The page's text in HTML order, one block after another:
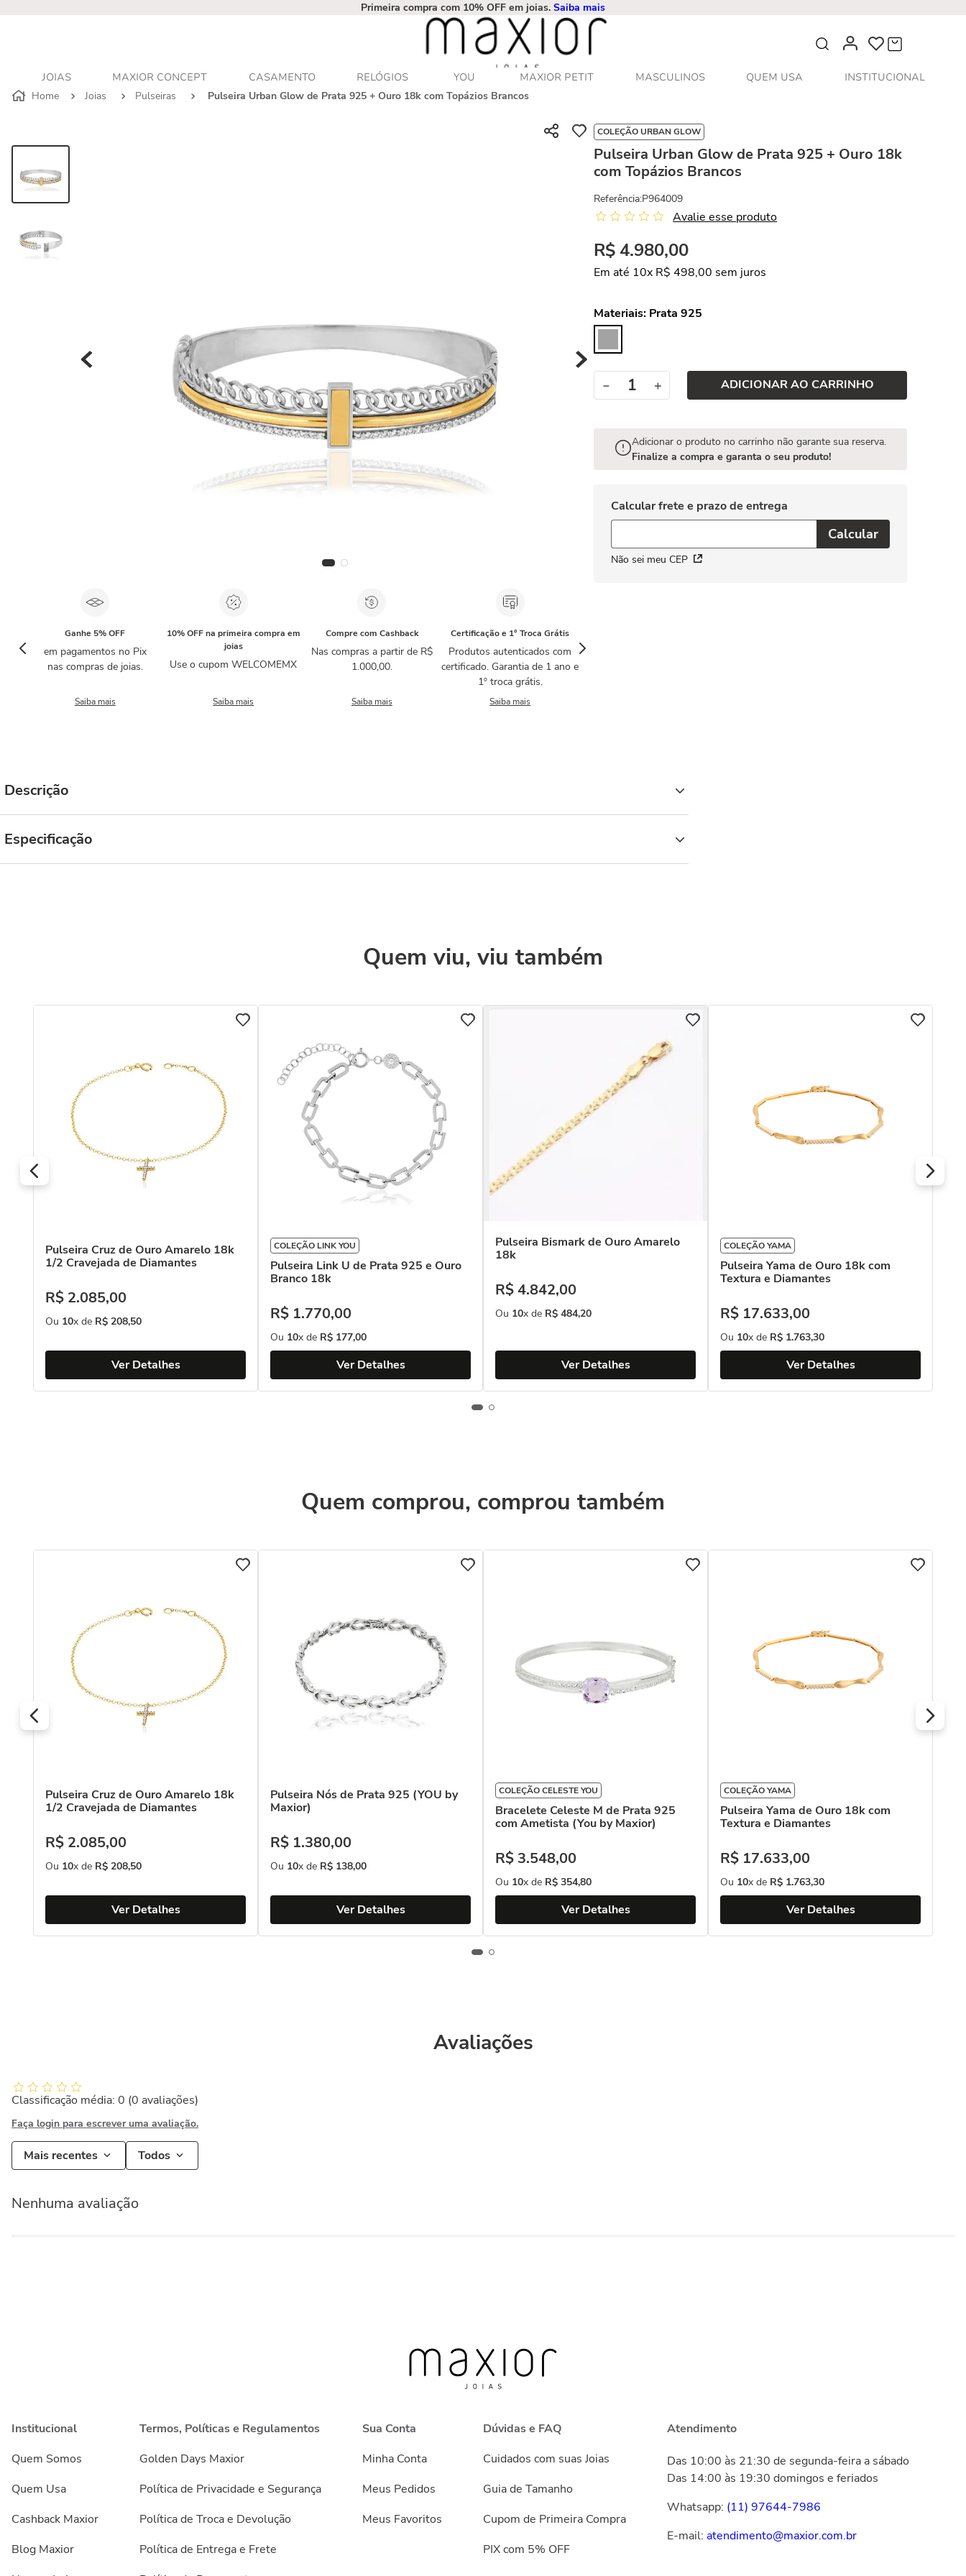
Primeira compra com 10% OFF em joias. Saiba mais
O que você procura?
JOIAS MAXIOR CONCEPT CASAMENTO RELÓGIOS YOU MAXIOR PETIT MASCULINOS QUEM USA
INSTITUCIONAL
Joias
Pulseiras Pulseira Urban Glow de Prata 925 + Ouro 18k com Topázios Brancos
Ganhe 5% OFF
em pagamentos no Pix
nas compras de joias.
Saiba mais
10% OFF na primeira compra em
joias
Use o cupom WELCOMEMX
Saiba mais
Compre com Cashback
Nas compras a partir de R$
1.000,00.
Saiba mais
Certificação e 1° Troca Grátis
Produtos autenticados com
certificado. Garantia de 1 ano e
1º troca grátis.
Saiba mais
COLEÇÃO URBAN GLOW
Pulseira Urban Glow de Prata 925 + Ouro 18k
com Topázios Brancos
Referência:P964009
Avalie esse produto
R$ 4.980,00
Em até 10x R$ 498,00 sem juros
Materiais: Prata 925
＋
－ ADICIONAR AO CARRINHO
Adicionar o produto no carrinho não garante sua reserva.
Finalize a compra e garanta o seu produto!
Não sei meu CEP
Descrição
Especificação
Quem viu, viu também
Pulseira Cruz de Ouro Amarelo 18k
1/2 Cravejada de Diamantes
R$ 2.085,00
Ou 10x de R$ 208,50
Ver Detalhes
COLEÇÃO LINK YOU
Pulseira Link U de Prata 925 e Ouro
Branco 18k
R$ 1.770,00
Ou 10x de R$ 177,00
Ver Detalhes
Pulseira Bismark de Ouro Amarelo
18k
R$4.842,00
Ou 10x de R$ 484,20
Ver Detalhes
COLEÇÃO YAMA
Pulseira Yama de Ouro 18k com
Textura e Diamantes
R$ 17.633,00
Ou 10x de R$ 1.763,30
Ver Detalhes
Quem comprou, comprou também
Pulseira Cruz de Ouro Amarelo 18k
1/2 Cravejada de Diamantes
R$ 2.085,00
Ou 10x de R$ 208,50
Ver Detalhes
Pulseira Nós de Prata 925 (YOU by
Maxior)
R$ 1.380,00
Ou 10x de R$ 138,00
Ver Detalhes
COLEÇÃO CELESTE YOU
Bracelete Celeste M de Prata 925
com Ametista (You by Maxior)
R$ 3.548,00
Ou 10x de R$ 354,80
Ver Detalhes
COLEÇÃO YAMA
Pulseira Yama de Ouro 18k com
Textura e Diamantes
R$ 17.633,00
Ou 10x de R$ 1.763,30
Ver Detalhes
Avaliações
Classificação média: 0 (0 avaliações)
Faça login para escrever uma avaliação.
Mais recentes Todos
Nenhuma avaliação
Institucional
Quem Somos
Quem Usa
Cashback Maxior
Blog Maxior
Termos, Políticas e Regulamentos
Golden Days Maxior
Política de Privacidade e Segurança
Política de Troca e Devolução
Política de Entrega e Frete
Sua Conta
Minha Conta
Meus Pedidos
Meus Favoritos
Dúvidas e FAQ
Cuidados com suas Joias
Guia de Tamanho
Cupom de Primeira Compra
PIX com 5% OFF
Atendimento
Das 10:00 às 21:30 de segunda-feira a sábado
Das 14:00 às 19:30 domingos e feriados
Whatsapp: (11) 97644-7986
E-mail: atendimento@maxior.com.br